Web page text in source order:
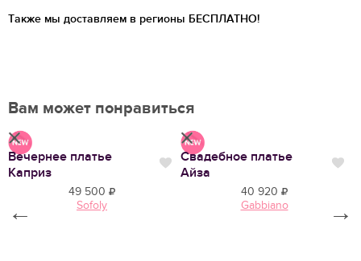
Также мы доставляем в регионы БЕСПЛАТНО!
Вам может понравиться
Нравится
Вечернее платье
Каприз
Нравится
49 500
Sofoly
Свадебное платье
Айза
40 920
Gabbiano
← →